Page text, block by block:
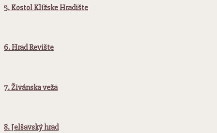
5. Kostol Klížske Hradište
6. Hrad Revište
7. Živánska veža
8. Jelšavský hrad